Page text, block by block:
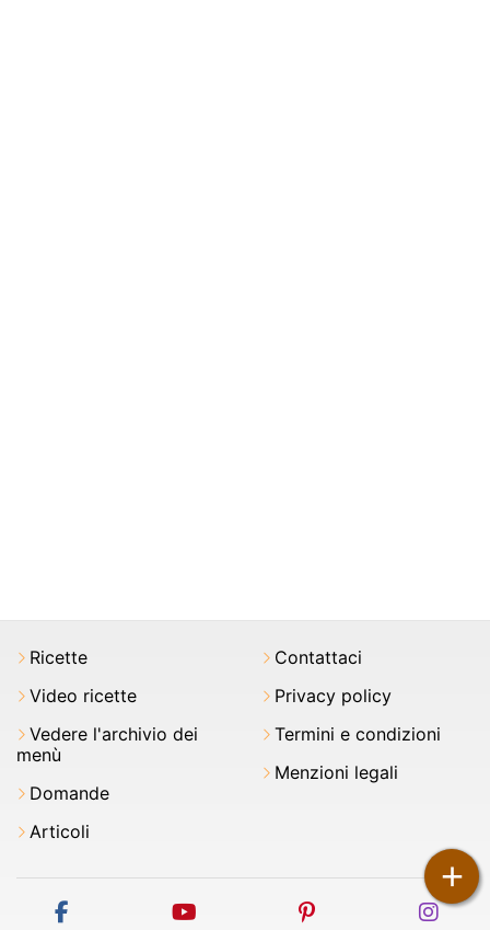
+
Ricette
Video ricette
Vedere l'archivio dei
menù
Domande
Articoli
Contattaci
Privacy policy
Termini e condizioni
Menzioni legali
facebook youtube pinterest